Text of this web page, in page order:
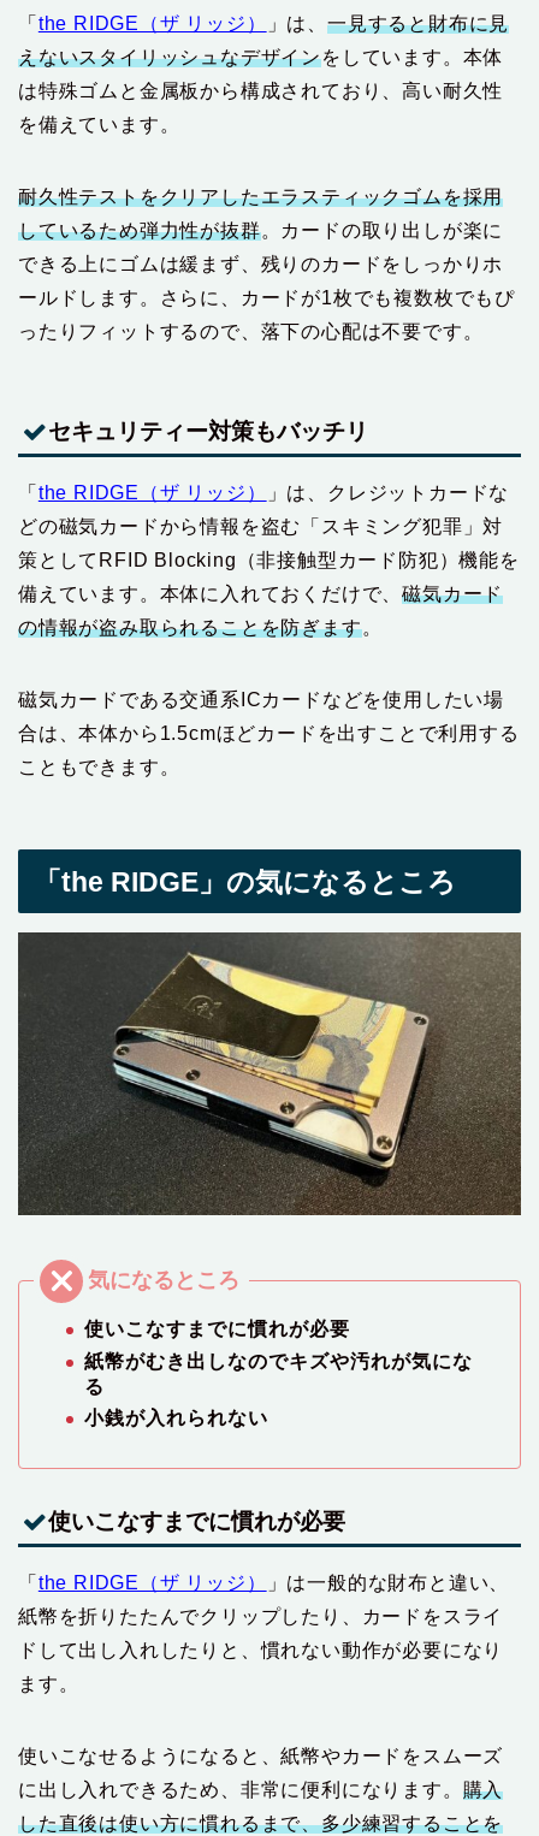
「 the RIDGE（ザ リッジ） 」は、一見すると財布に見
えないスタイリッシュなデザインをしています。本体
は特殊ゴムと金属板から構成されており、高い耐久性
を備えています。
耐久性テストをクリアしたエラスティックゴムを採用
しているため弾力性が抜群。カードの取り出しが楽に
できる上にゴムは緩まず、残りのカードをしっかりホ
ールドします。さらに、カードが1枚でも複数枚でもぴ
ったりフィットするので、落下の心配は不要です。
セキュリティー対策もバッチリ
「 the RIDGE（ザ リッジ）
」は、クレジットカードな
どの磁気カードから情報を盗む「スキミング犯罪」対
策としてRFID Blocking（非接触型カード防犯）機能を
備えています。本体に入れておくだけで、磁気カード
の情報が盗み取られることを防ぎます。
磁気カードである交通系ICカードなどを使用したい場
合は、本体から1.5cmほどカードを出すことで利用する
こともできます。
「the RIDGE」の気になるところ
使いこなすまでに慣れが必要
紙幣がむき出しなのでキズや汚れが気にな
る
小銭が入れられない
使いこなすまでに慣れが必要
「 the RIDGE（ザ リッジ）
」は一般的な財布と違い、
紙幣を折りたたんでクリップしたり、カードをスライ
ドして出し入れしたりと、慣れない動作が必要になり
ます。
使いこなせるようになると、紙幣やカードをスムーズ
に出し入れできるため、非常に便利になります。 購入
した直後は使い方に慣れるまで、多少練習することを